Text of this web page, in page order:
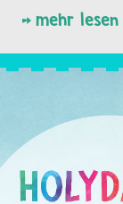
mehr lesen